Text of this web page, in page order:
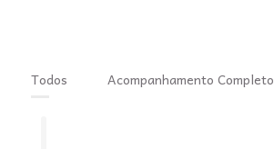
Todos Acompanhamento Completo